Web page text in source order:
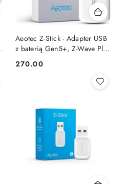
Aeotec Z-Stick - Adapter USB
z baterią Gen5+, Z-Wave Plus
AEOTEC | Gen5+ | Z-Stick -
Adapter USB z baterią | Biały
Cena:
270.00